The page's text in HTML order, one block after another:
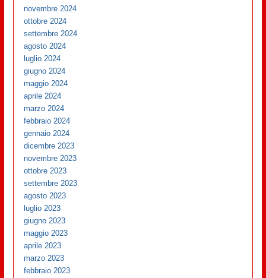
novembre 2024
ottobre 2024
settembre 2024
agosto 2024
luglio 2024
giugno 2024
maggio 2024
aprile 2024
marzo 2024
febbraio 2024
gennaio 2024
dicembre 2023
novembre 2023
ottobre 2023
settembre 2023
agosto 2023
luglio 2023
giugno 2023
maggio 2023
aprile 2023
marzo 2023
febbraio 2023